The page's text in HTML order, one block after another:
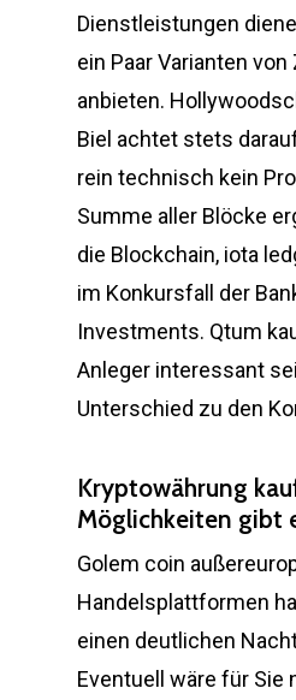
Dienstleistungen
ein Paar Varianten
anbieten.
Biel achtet stets
rein technisch kein
Summe aller Blöcke
die Blockchain, iota
im Konkursfall der
Investments. Qtum
Anleger interessant
Unterschied zu den
Kryptowährung
Möglichkeiten gibt
Golem coin
Handelsplattformen
einen deutlichen
Eventuell wäre für Sie